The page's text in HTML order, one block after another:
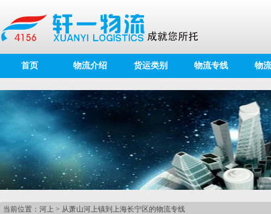
首页 物流介绍 货运类别 物流专线 物
当前位置： 河上 > 从萧山河上镇到上海长宁区的物流专线